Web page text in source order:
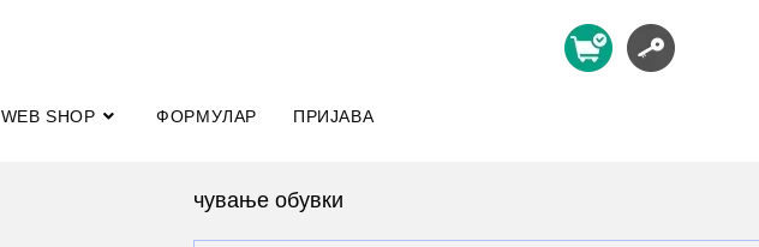
WEB SHOP ФОРМУЛАР ПРИЈАВА
чување обувки